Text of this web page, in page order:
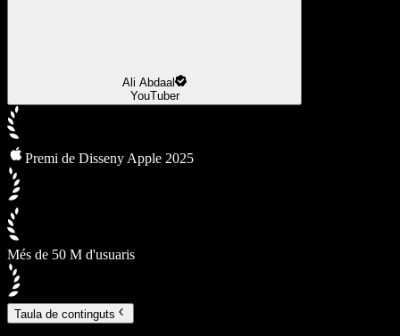
Ali Abdaal
YouTuber
Premi de Disseny Apple 2025
Més de 50 M d'usuaris
Taula de continguts